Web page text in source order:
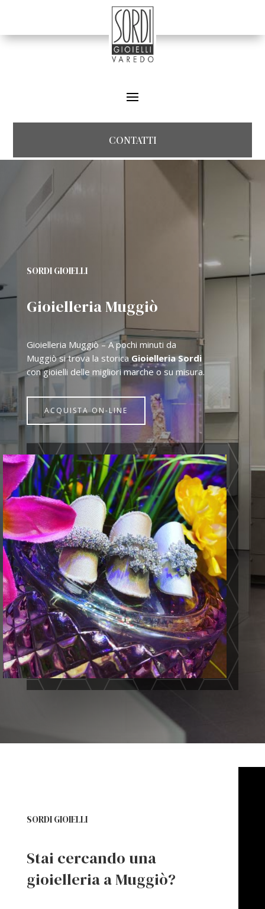
CONTATTI
SORDI GIOIELLI
Gioielleria Muggiò
Gioielleria Muggiò – A pochi minuti da
Muggiò si trova la storica Gioielleria Sordi
con gioielli delle migliori marche o su misura.
ACQUISTA ON-LINE
SORDI GIOIELLI
Stai cercando una
gioielleria a Muggiò?